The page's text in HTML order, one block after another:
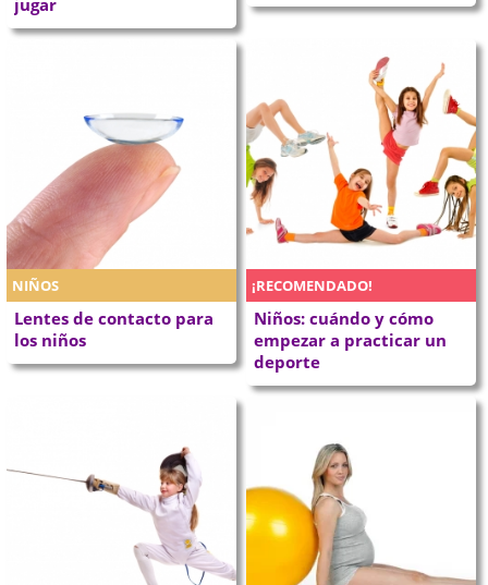
jugar
NIÑOS
Lentes de contacto para
los niños
¡RECOMENDADO!
Niños: cuándo y cómo
empezar a practicar un
deporte